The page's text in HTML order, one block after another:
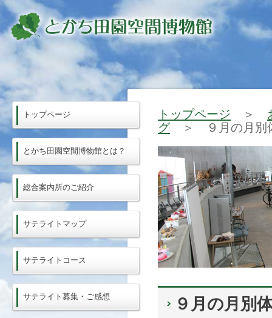
トップページ ＞
グ＞ ９月の月別
９月の月別
トップページ
とかち田園空間博物館とは？
総合案内所のご紹介
サテライトマップ
サテライトコース
サテライト募集・ご感想